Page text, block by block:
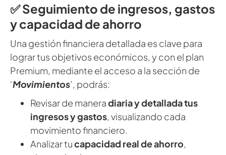
✅ Seguimiento de ingresos, gastos
y capacidad de ahorro
Una gestión financiera detallada es clave para
lograr tus objetivos económicos, y con el plan
Premium, mediante el acceso a la sección de
‘Movimientos’, podrás:
Revisar de maneradiaria y detallada tus
ingresos y gastos , visualizando cada
movimiento financiero.
Analizar tucapacidad real de ahorro